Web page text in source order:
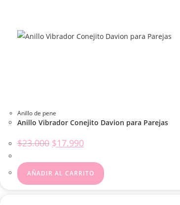
Anillo de pene
Anillo Vibrador Conejito Davion para Parejas
$23.000 El
precio
era:
$17.990precio
es:
$17.990.
AÑADIR AL CARRITO